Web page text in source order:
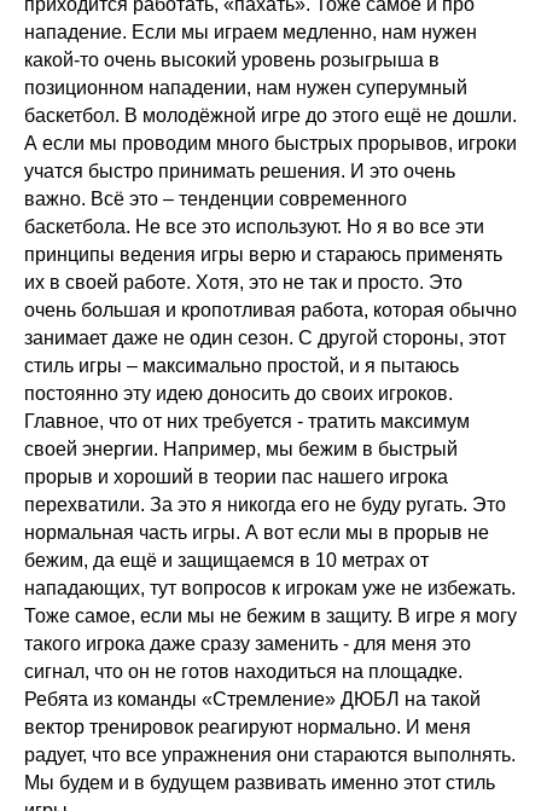
приходится работать, «пахать». Тоже самое и про
нападение. Если мы играем медленно, нам нужен
какой-то очень высокий уровень розыгрыша в
позиционном нападении, нам нужен суперумный
баскетбол. В молодёжной игре до этого ещё не дошли.
А если мы проводим много быстрых прорывов, игроки
учатся быстро принимать решения. И это очень
важно. Всё это – тенденции современного
баскетбола. Не все это используют. Но я во все эти
принципы ведения игры верю и стараюсь применять
их в своей работе. Хотя, это не так и просто. Это
очень большая и кропотливая работа, которая обычно
занимает даже не один сезон. С другой стороны, этот
стиль игры – максимально простой, и я пытаюсь
постоянно эту идею доносить до своих игроков.
Главное, что от них требуется - тратить максимум
своей энергии. Например, мы бежим в быстрый
прорыв и хороший в теории пас нашего игрока
перехватили. За это я никогда его не буду ругать. Это
нормальная часть игры. А вот если мы в прорыв не
бежим, да ещё и защищаемся в 10 метрах от
нападающих, тут вопросов к игрокам уже не избежать.
Тоже самое, если мы не бежим в защиту. В игре я могу
такого игрока даже сразу заменить - для меня это
сигнал, что он не готов находиться на площадке.
Ребята из команды «Стремление» ДЮБЛ на такой
вектор тренировок реагируют нормально. И меня
радует, что все упражнения они стараются выполнять.
Мы будем и в будущем развивать именно этот стиль